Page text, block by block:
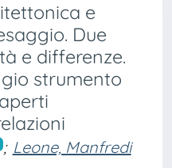
e
Due
e differenze.
strumento
; Leone, Manfredi